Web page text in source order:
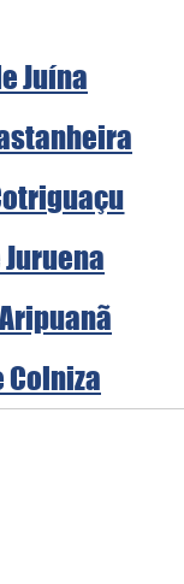
Juína
Colniza